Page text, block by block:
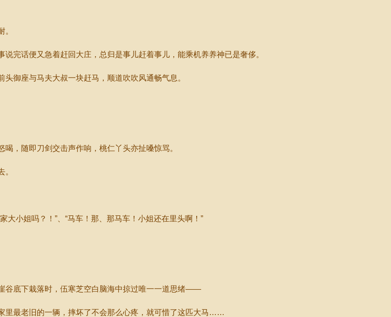
话便又急着赶回大庄，总归是事儿赶着事儿，能乘机养养神已是奢侈。
御座与马夫大叔一块赶马，顺道吹吹风通畅气息。
，随即刀剑交击声作响，桃仁丫头亦扯嗓惊骂。
小姐吗？！”、“马车！那、那马车！小姐还在里头啊！”
底下栽落时，伍寒芝空白脑海中掠过唯一一道思绪——
最老旧的一辆，摔坏了不会那么心疼，就可惜了这匹大马……